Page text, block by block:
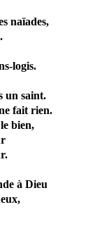
naïades,
logis.
un saint.
fait rien.
bien,
à Dieu